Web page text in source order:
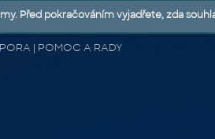
| POMOC A RADY
Před pokračováním vyjadřete, zda